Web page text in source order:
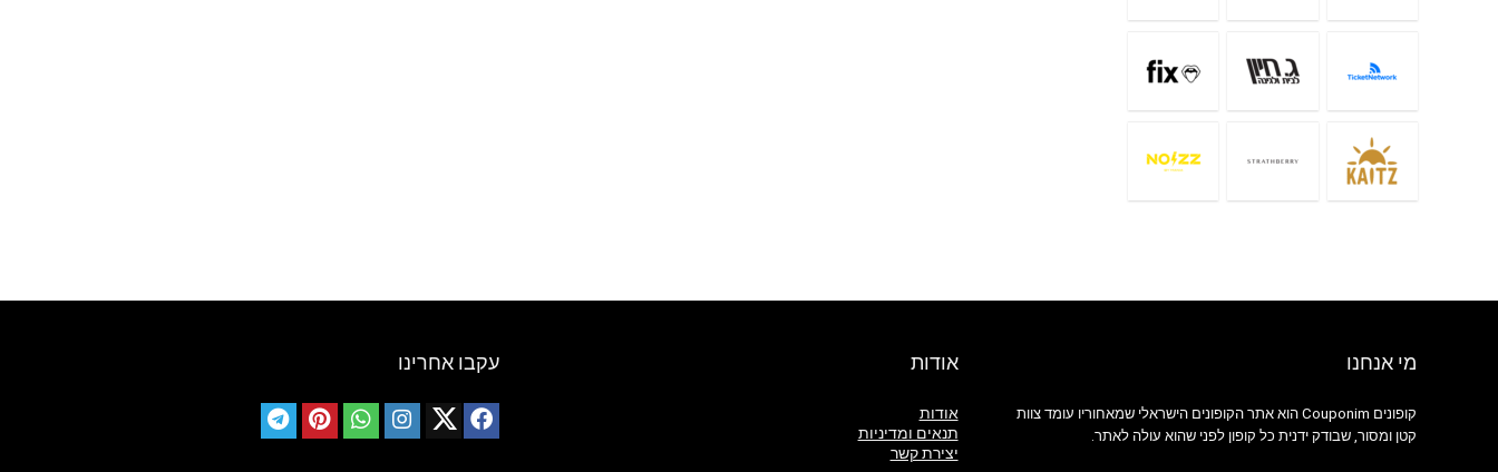
מי אנחנו
קופונים Couponim הוא אתר הקופונים הישראלי שמאחוריו עומד צוות
קטן ומסור, שבודק ידנית כל קופון לפני שהוא עולה לאתר.
אודות
אודות
תנאים ומדיניות
יצירת קשר
עקבו אחרינו